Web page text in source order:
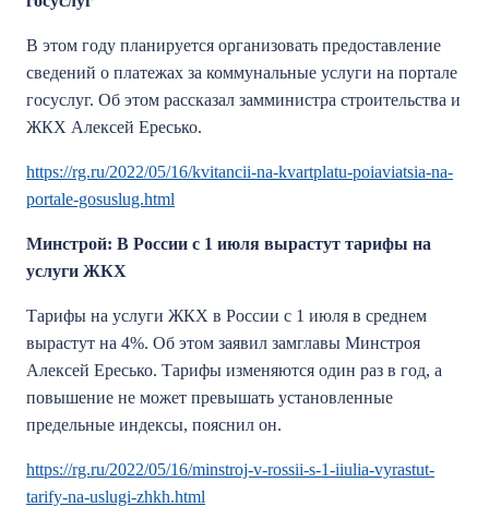
В этом году планируется организовать предоставление
сведений о платежах за коммунальные услуги на портале
госуслуг. Об этом рассказал замминистра строительства и
ЖКХ Алексей Ересько.
https://rg.ru/2022/05/16/kvitancii-na-kvartplatu-poiaviatsia-na-
portale-gosuslug.html
Минстрой: В России с 1 июля вырастут тарифы на
услуги ЖКХ
Тарифы на услуги ЖКХ в России с 1 июля в среднем
вырастут на 4%. Об этом заявил замглавы Минстроя
Алексей Ересько. Тарифы изменяются один раз в год, а
повышение не может превышать установленные
предельные индексы, пояснил он.
https://rg.ru/2022/05/16/minstroj-v-rossii-s-1-iiulia-vyrastut-
tarify-na-uslugi-zhkh.html